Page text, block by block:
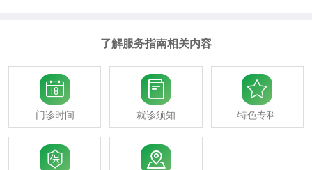
了解服务指南相关内容

门诊时间

就诊须知

特色专科
 